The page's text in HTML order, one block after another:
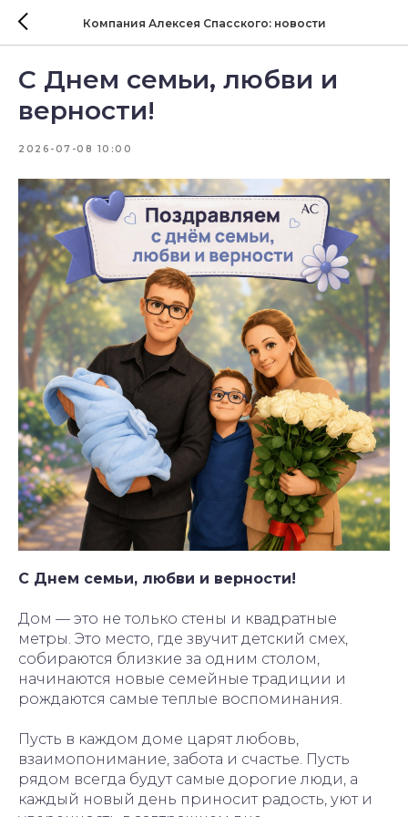
Компания Алексея Спасского: новости
С Днем семьи, любви и
верности!
2026-07-08 10:00
С Днем семьи, любви и верности!
Дом — это не только стены и квадратные
метры. Это место, где звучит детский смех,
собираются близкие за одним столом,
начинаются новые семейные традиции и
рождаются самые теплые воспоминания.
Пусть в каждом доме царят любовь,
взаимопонимание, забота и счастье. Пусть
рядом всегда будут самые дорогие люди, а
каждый новый день приносит радость, уют и